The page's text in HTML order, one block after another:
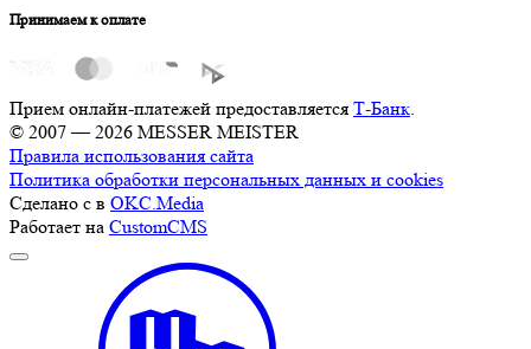
Принимаем к оплате
Прием онлайн-платежей предоставляется Т-Банк
© 2007 — 2026 MESSER MEISTER
Правила использования сайта
Политика обработки персональных данных и cookies
Сделано с в OKC.Media
Работает на CustomCMS